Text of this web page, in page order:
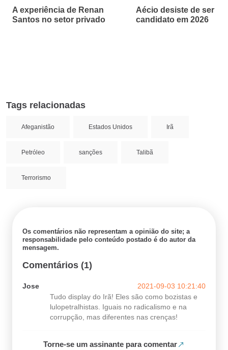
A experiência de Renan
Santos no setor privado
Aécio desiste de ser
candidato em 2026
Tags relacionadas
Afeganistão Estados Unidos Irã
Petróleo sanções Talibã
Terrorismo
Os comentários não representam a opinião do site; a
responsabilidade pelo conteúdo postado é do autor da
mensagem.
Comentários (1)
Jose
2021-09-03 10:21:40
Tudo display do Irã! Eles são como bozistas e
lulopetralhistas. Iguais no radicalismo e na
corrupção, mas diferentes nas crenças!
Torne-se um assinante para comentar